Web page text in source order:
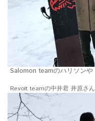
Salomon teamのハリソンや
Revolt teamの中井君 井原さん